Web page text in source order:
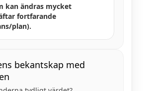
kan ändras mycket
fortfarande
plan).
bekantskap med